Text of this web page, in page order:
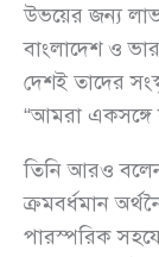
উভয়ের জন্য
বাংলাদেশ ও
দেশই তাদের
“আমরা
তিনি আরও
ক্রমবর্ধমান
পারস্পরিক